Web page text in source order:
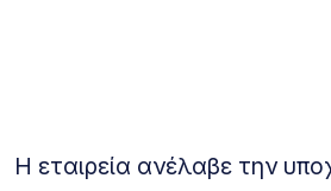
Η εταιρεία ανέλαβε την